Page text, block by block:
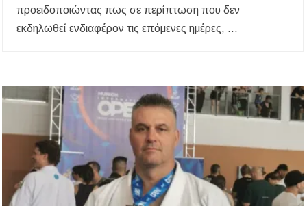
προειδοποιώντας πως σε περίπτωση που δεν
εκδηλωθεί ενδιαφέρον τις επόμενες ημέρες, …